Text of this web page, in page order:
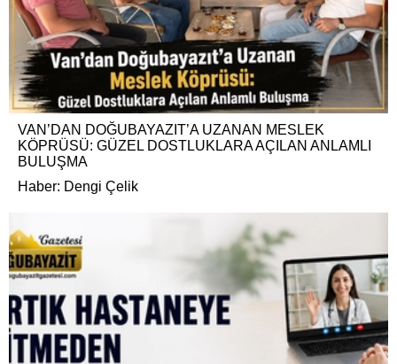
VAN’DAN DOĞUBAYAZIT’A UZANAN MESLEK
KÖPRÜSÜ: GÜZEL DOSTLUKLARA AÇILAN ANLAMLI
BULUŞMA
Haber: Dengi Çelik